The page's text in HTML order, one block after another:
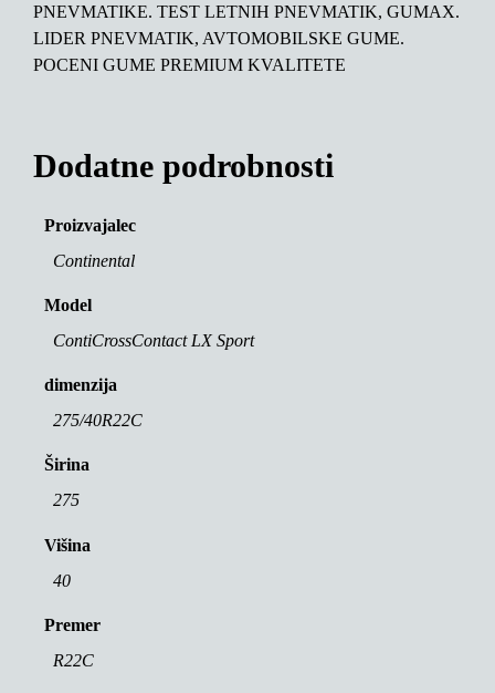
PNEVMATIKE. TEST LETNIH PNEVMATIK, GUMAX.
LIDER PNEVMATIK, AVTOMOBILSKE GUME.
POCENI GUME PREMIUM KVALITETE
Dodatne podrobnosti
Proizvajalec
Continental
Model
ContiCrossContact LX Sport
dimenzija
275/40R22C
Širina
275
Višina
40
Premer
R22C